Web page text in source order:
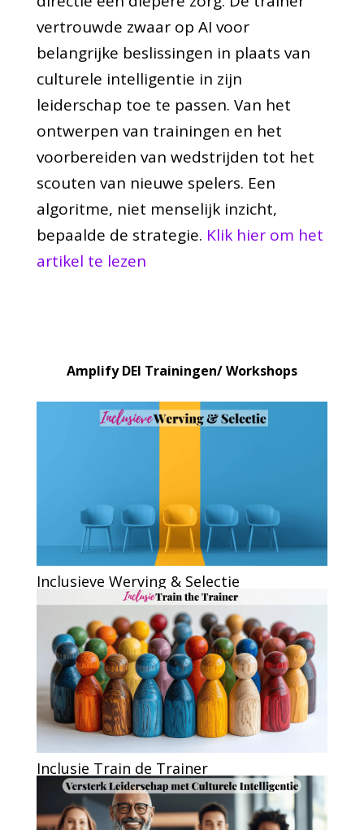
vertrouwde zwaar op AI voor
belangrijke beslissingen in plaats van
culturele intelligentie in zijn
leiderschap toe te passen. Van het
ontwerpen van trainingen en het
voorbereiden van wedstrijden tot het
scouten van nieuwe spelers. Een
algoritme, niet menselijk inzicht,
bepaalde de strategie. Klik hier om het
artikel te lezen
Amplify DEI Trainingen/ Workshops
Inclusieve Werving & Selectie
Inclusie Train de Trainer